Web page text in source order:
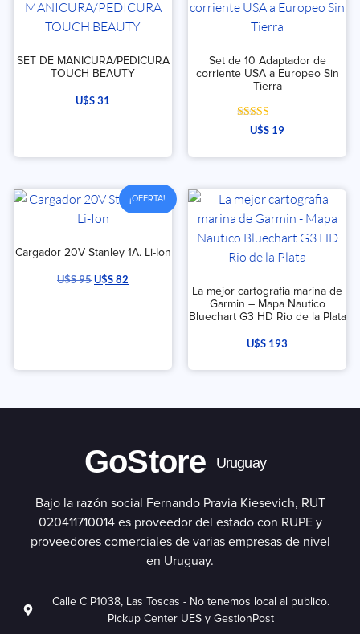
SET DE MANICURA/PEDICURA
TOUCH BEAUTY
U$S31
Set de 10 Adaptador de
corriente USA a Europeo Sin
Tierra
Valorado con
5.00
U$S 19
¡OFERTA!
Cargador 20V Stanley 1A. Li-Ion
U$S95U$S82
La mejor cartografia marina de
Garmin – Mapa Nautico
Bluechart G3 HD Rio de la Plata
U$S 193
GoStore Uruguay
Bajo la razón social Fernando Pravia Kiesevich, RUT
020411710014 es proveedor del estado con RUPE y
proveedores comerciales de varias empresas de nivel
en Uruguay.
Calle C P1038, Las Toscas - No tenemos local al publico.
Pickup Center UES y GestionPost